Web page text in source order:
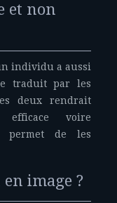
et non
individu a aussi
traduit par les
deux rendrait
efficace voire
permet de les
image ?